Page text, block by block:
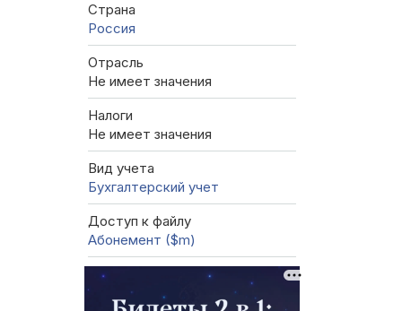
Страна
Россия
Отрасль
Не имеет значения
Налоги
Не имеет значения
Вид учета
Бухгалтерский учет
Доступ к файлу
Абонемент ($m)